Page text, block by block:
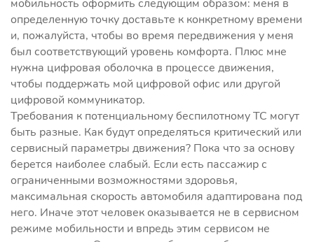
мобильность оформить следующим образом: меня в
определенную точку доставьте к конкретному времени
и, пожалуйста, чтобы во время передвижения у меня
был соответствующий уровень комфорта. Плюс мне
нужна цифровая оболочка в процессе движения,
чтобы поддержать мой цифровой офис или другой
цифровой коммуникатор.
Требования к потенциальному беспилотному ТС могут
быть разные. Как будут определяться критический или
сервисный параметры движения? Пока что за основу
берется наиболее слабый. Если есть пассажир с
ограниченными возможностями здоровья,
максимальная скорость автомобиля адаптирована под
него. Иначе этот человек оказывается не в сервисном
режиме мобильности и впредь этим сервисом не